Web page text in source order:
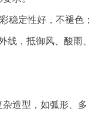
稳定性好，不褪色；
线，抵御风、酸雨、
造型，如弧形、多